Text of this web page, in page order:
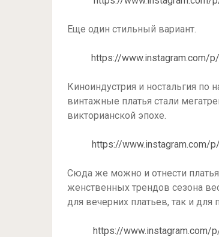
Еще один стильный вариант.
https://www.instagram.com/
Киноиндустрия и ностальгия по
винтажные платья стали
викторианской эпохе.
https://www.instagram.com/
Сюда же можно и отнести
женственных трендов сезона
для вечерних платьев, так и
https://www.instagram.com/